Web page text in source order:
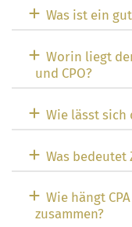
Was ist ein
Worin liegt
und CPO?
Wie lässt sich
Was bedeutet
Wie hängt
zusammen?